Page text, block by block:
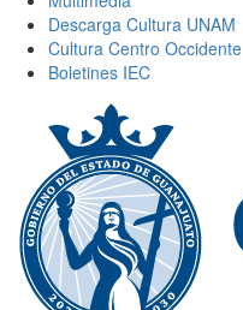
Descarga Cultura UNAM
Cultura Centro Occidente
Boletines IEC